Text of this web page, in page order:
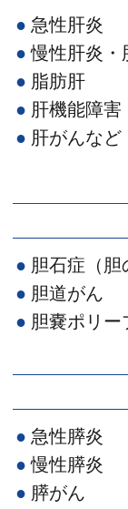
急性肝炎
慢性肝炎・
脂肪肝
肝機能障害
肝がんなど
胆石症（胆
胆道がん
胆嚢ポリー
急性膵炎
慢性膵炎
膵がん